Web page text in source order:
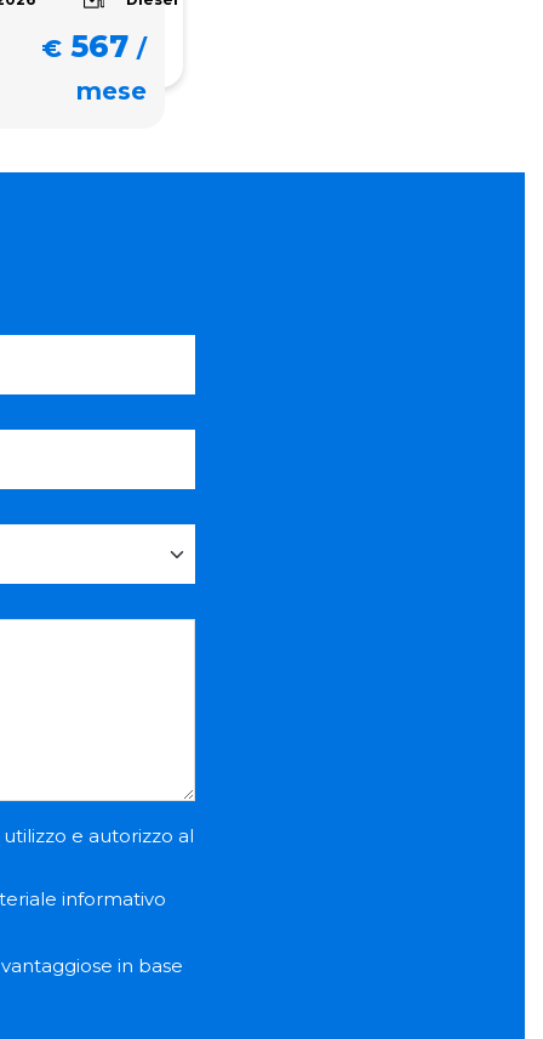
€ 567 /
mese
e autorizzo al
informativo
in base